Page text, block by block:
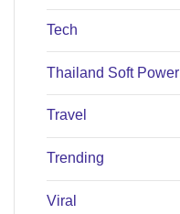
Tech
Thailand Soft Power
Travel
Trending
Viral